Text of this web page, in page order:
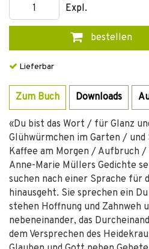
Expl.
bestellen
Lieferbar
Zum Buch Downloads
«Du bist das Wort / für Glanz
Glühwürmchen im Garten /
Kaffee am Morgen / Aufbruch /
Anne-Marie Müllers Gedichte
suchen nach einer Sprache für
hinausgeht. Sie sprechen ein
stehen Hoffnung und Zahnweh
nebeneinander, das
dem Versprechen des